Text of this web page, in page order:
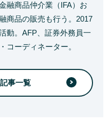
融商品仲介業（IFA）お
商品の販売も行う。2017
動。AFP、証券外務員一
コーディネーター。
事一覧